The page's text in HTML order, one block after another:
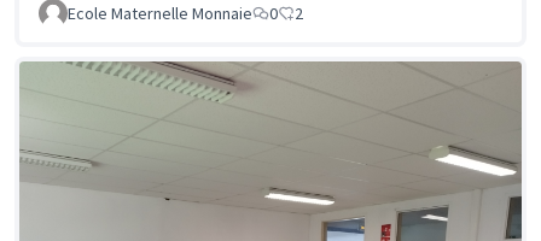
Ecole Maternelle Monnaie 0 2